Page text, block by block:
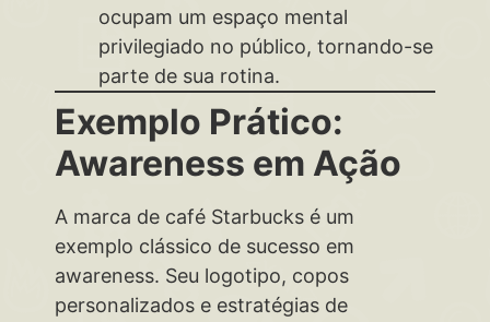
ocupam um espaço mental
privilegiado no público, tornando-se
parte de sua rotina.
Exemplo Prático:
Awareness em Ação
A marca de café Starbucks é um
exemplo clássico de sucesso em
awareness. Seu logotipo, copos
personalizados e estratégias de